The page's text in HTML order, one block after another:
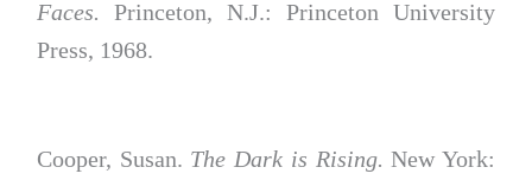
Faces. Princeton, N.J.: Princeton University
Press, 1968.
Cooper, Susan. The Dark is Rising.New York: